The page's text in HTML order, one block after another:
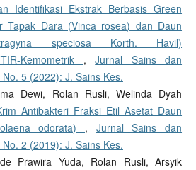
Identifikasi Ekstrak Berbasis Green
Tapak Dara (Vinca rosea) dan Daun
speciosa Korth. Havil)
Kemometrik ,Jurnal Sains dan
5 (2022): J. Sains Kes.
Dewi, Rolan Rusli, Welinda Dyah
Antibakteri Fraksi Etil Asetat Daun
odorata) , Jurnal Sains dan
2 (2019): J. Sains Kes.
Prawira Yuda, Rolan Rusli, Arsyik